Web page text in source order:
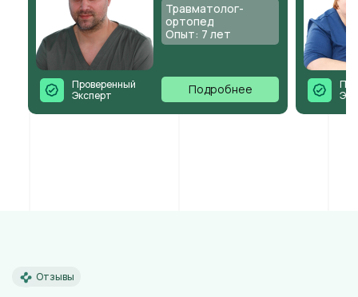
Проверенный
Эксперт
Травматолог-
ортопед
Опыт: 7 лет
Подробнее
Отзывы